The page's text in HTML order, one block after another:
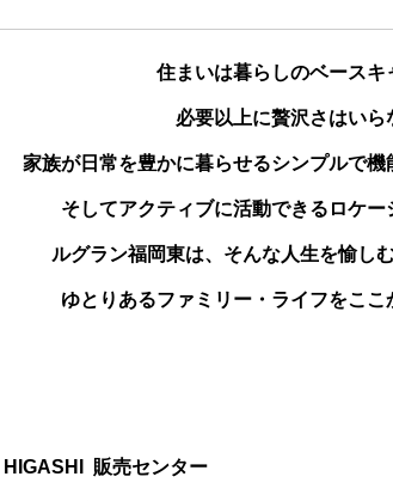
住まいは暮らしのベースキ
必要以上に贅沢さはいら
家族が日常を豊かに暮らせるシンプルで機
そしてアクティブに活動できるロケー
ルグラン福岡東は、そんな人生を愉し
ゆとりあるファミリー・ライフをここ
販売センター